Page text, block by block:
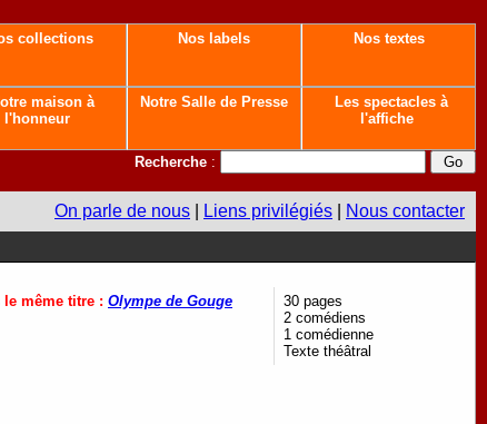
collections Nos labels Nos textes
maison à
l'honneur
Notre Salle de Presse
Les spectacles à
l'affiche
Recherche :
On parle de nous Liens privilégiés Nous contacter
même titre : Olympe de Gouge
30 pages
2 comédiens
1 comédienne
Texte théâtral